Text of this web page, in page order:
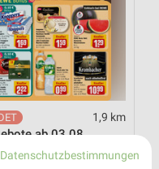
1,9 km
ab 03.08.
morgen gültig
Datenschutzbestimmungen